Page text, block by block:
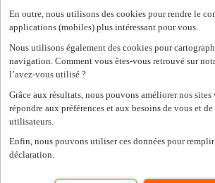
En outre, nous utilisons des cookies pour rendre le
applications (mobiles) plus intéressant pour vous.
Nous utilisons également des cookies pour
navigation. Comment vous êtes-vous retrouvé sur
l’avez-vous utilisé ?
Grâce aux résultats, nous pouvons améliorer nos sites
répondre aux préférences et aux besoins de vous et
utilisateurs.
Enfin, nous pouvons utiliser ces données pour
déclaration.
Je souhaite introduire une plainte
Jours fériés